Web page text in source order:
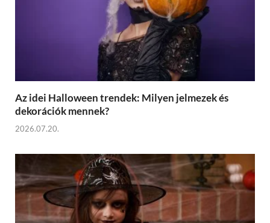
Az idei Halloween trendek: Milyen jelmezek és
dekorációk mennek?
2026.07.20.